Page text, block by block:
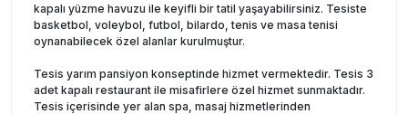
kapalı yüzme havuzu ile keyifli bir tatil yaşayabilirsiniz. Tesiste
basketbol, voleybol, futbol, bilardo, tenis ve masa tenisi
oynanabilecek özel alanlar kurulmuştur.
Tesis yarım pansiyon konseptinde hizmet vermektedir. Tesis 3
adet kapalı restaurant ile misafirlere özel hizmet sunmaktadır.
Tesis içerisinde yer alan spa, masaj hizmetlerinden